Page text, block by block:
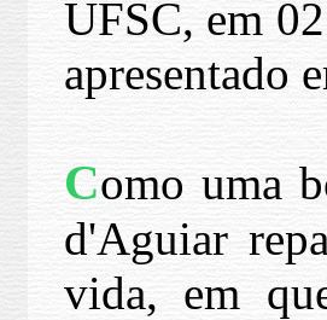
UFSC, em
apresentado
Como uma
d'Aguiar
vida, em